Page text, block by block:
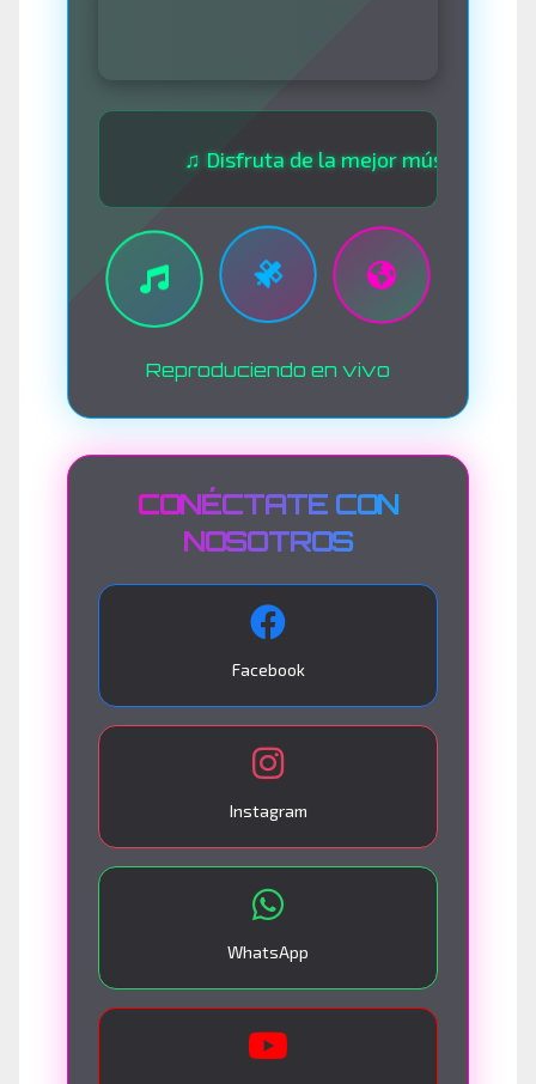
♫ Disfruta de la mejor música las 24 horas
Reproduciendo en vivo
CONÉCTATE CON
NOSOTROS
Facebook
Instagram
WhatsApp